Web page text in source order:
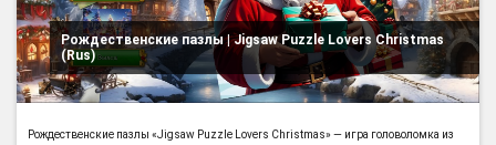
Рождественские пазлы | Jigsaw Puzzle Lovers Christmas
(Rus)
Рождественские пазлы «Jigsaw Puzzle Lovers Christmas» — игра головоломка из